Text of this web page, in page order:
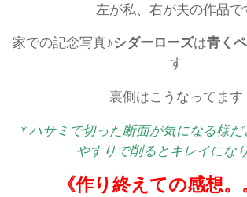
左が私、右が夫の作品で
家での記念写真♪ シダーローズは青く
す
裏側はこうなってます
＊ハサミで切った断面が気になる様
やすりで削るとキレイにな
《作り終えての感想。